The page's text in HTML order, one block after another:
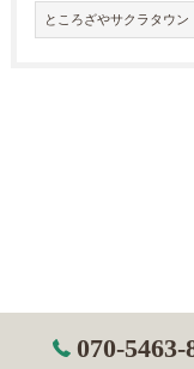
ところざやサクラタウン
070-5463-